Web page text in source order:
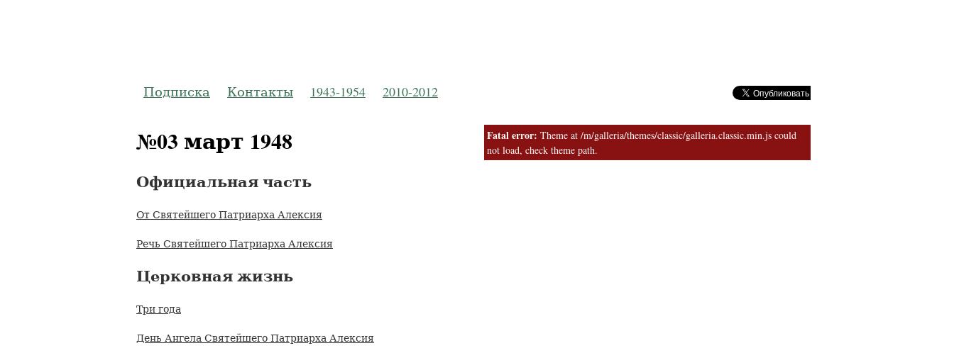
Подписка Контакты 1943-1954 2010-2012
№03 март 1948
Официальная часть
От Святейшего Патриарха Алексия
Речь Святейшего Патриарха Алексия
Церковная жизнь
Три года
День Ангела Святейшего Патриарха Алексия
Fatal error: Theme at /m/galleria/themes/classic/galleria.classic.min.js could
not load, check theme path.